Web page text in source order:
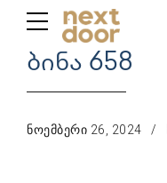
ბინა 658
ᲜᲝᲔᲛᲑᲔᲠᲘ 26, 2024